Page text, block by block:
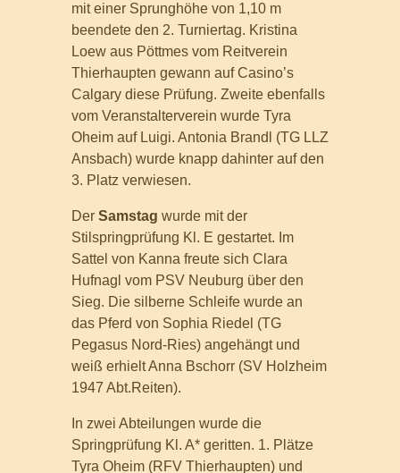
mit einer Sprunghöhe von 1,10 m
beendete den 2. Turniertag. Kristina
Loew aus Pöttmes vom Reitverein
Thierhaupten gewann auf Casino’s
Calgary diese Prüfung. Zweite ebenfalls
vom Veranstalterverein wurde Tyra
Oheim auf Luigi. Antonia Brandl (TG LLZ
Ansbach) wurde knapp dahinter auf den
3. Platz verwiesen.
Der Samstag wurde mit der
Stilspringprüfung Kl. E gestartet. Im
Sattel von Kanna freute sich Clara
Hufnagl vom PSV Neuburg über den
Sieg. Die silberne Schleife wurde an
das Pferd von Sophia Riedel (TG
Pegasus Nord-Ries) angehängt und
weiß erhielt Anna Bschorr (SV Holzheim
1947 Abt.Reiten).
In zwei Abteilungen wurde die
Springprüfung Kl. A* geritten. 1. Plätze
Tyra Oheim (RFV Thierhaupten) und